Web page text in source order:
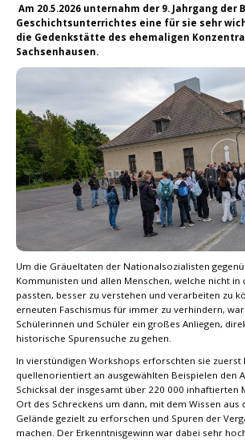
Am 20.5.2026 unternahm der 9. Jahrgang der
Geschichtsunterrichtes eine für sie sehr
die Gedenkstätte des ehemaligen
Sachsenhausen.
Um die Gräueltaten der Nationalsozialisten
Kommunisten und allen Menschen, welche nicht in
passten, besser zu verstehen und verarbeiten zu
erneuten Faschismus für immer zu verhindern,
Schülerinnen und Schüler ein großes Anliegen,
historische Spurensuche zu gehen.
In vierstündigen Workshops erforschten sie zuerst
quellenorientiert an ausgewählten Beispielen den
Schicksal der insgesamt über 220 000 inhaftierten
Ort des Schreckens um dann, mit dem Wissen aus
Gelände gezielt zu erforschen und Spuren der
machen. Der Erkenntnisgewinn war dabei sehr